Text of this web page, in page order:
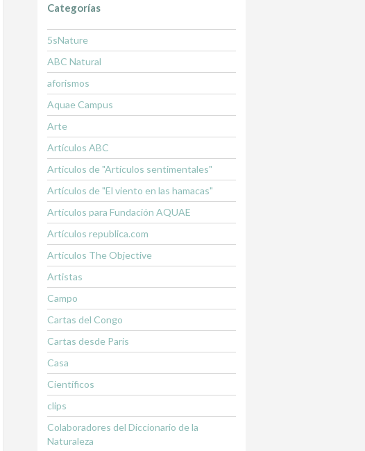
Categorías
5sNature
ABC Natural
aforismos
Aquae Campus
Arte
Artículos ABC
Artículos de "Artículos sentimentales"
Artículos de "El viento en las hamacas"
Artículos para Fundación AQUAE
Artículos republica.com
Artículos The Objective
Artistas
Campo
Cartas del Congo
Cartas desde Paris
Casa
Científicos
clips
Colaboradores del Diccionario de la
Naturaleza